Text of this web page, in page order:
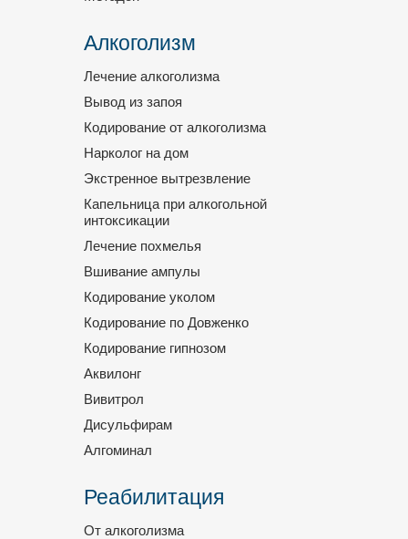
Алкоголизм
Лечение алкоголизма
Вывод из запоя
Кодирование от алкоголизма
Нарколог на дом
Экстренное вытрезвление
Капельница при алкогольной
интоксикации
Лечение похмелья
Вшивание ампулы
Кодирование уколом
Кодирование по Довженко
Кодирование гипнозом
Аквилонг
Вивитрол
Дисульфирам
Алгоминал
Реабилитация
От алкоголизма